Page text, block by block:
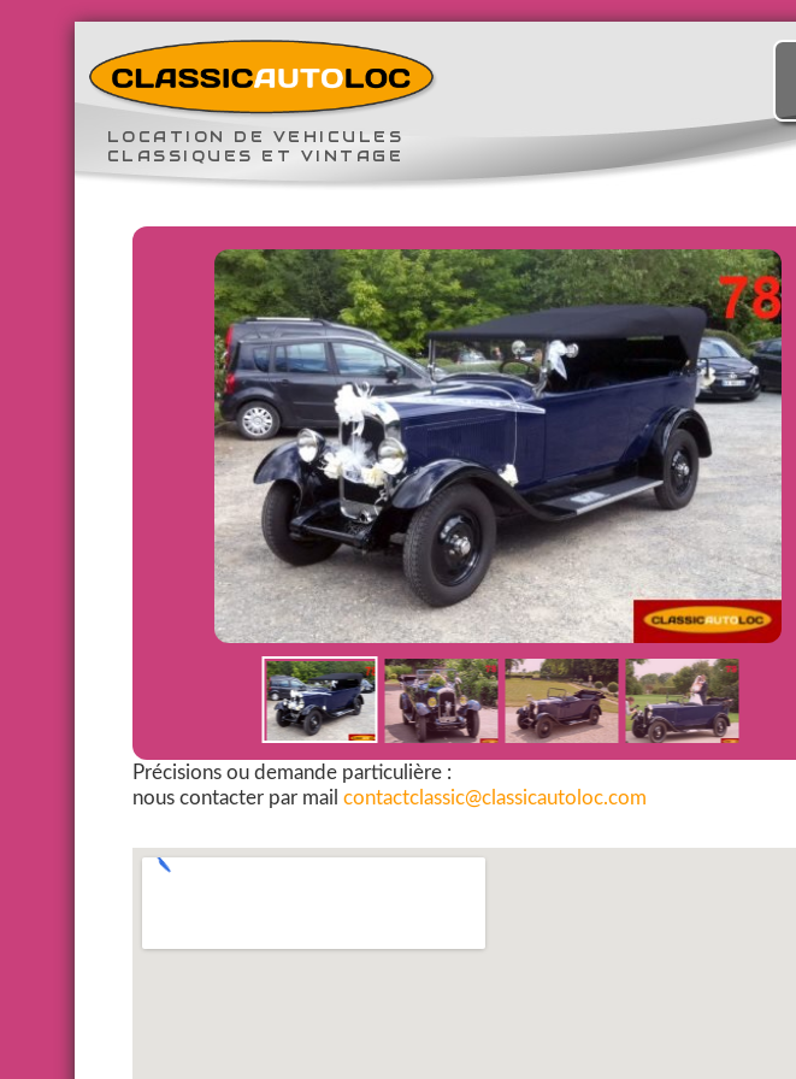
LOCATION DE VEHICULES
CLASSIQUES ET VINTAGE
Précisions ou demande particulière :
nous contacter par mail contactclassic@classicautoloc.com